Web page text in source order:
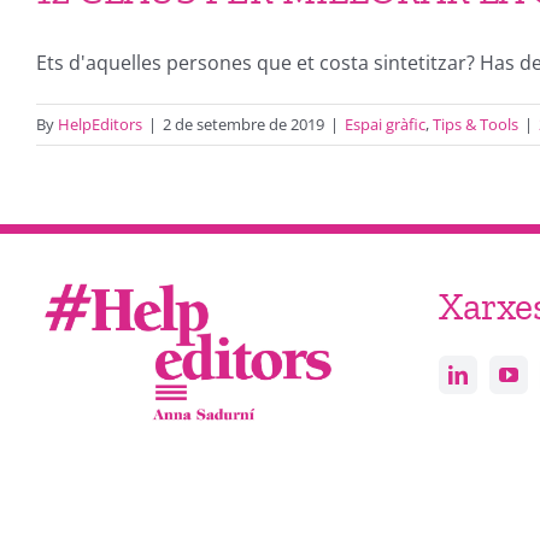
Ets d'aquelles persones que et costa sintetitzar? Has
By HelpEditors | 2 de setembre de 2019 | Espai gràfic,Tips & Tools |